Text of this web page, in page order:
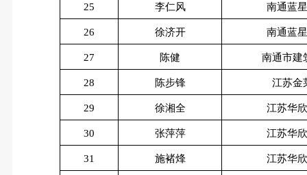
25 李仁风 南通蓝
26 徐济开 南通蓝
27 陈健 南通市建
28 陈步锋 江苏金
29 徐湘全 江苏华
30 张萍萍 江苏华
31 施褚烽 江苏华